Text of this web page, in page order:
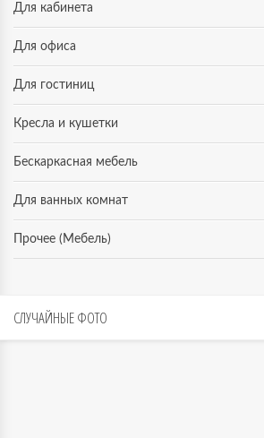
Для кабинета
Для офиса
Для гостиниц
Кресла и кушетки
Бескаркасная мебель
Для ванных комнат
Прочее (Мебель)
СЛУЧАЙНЫЕФОТО